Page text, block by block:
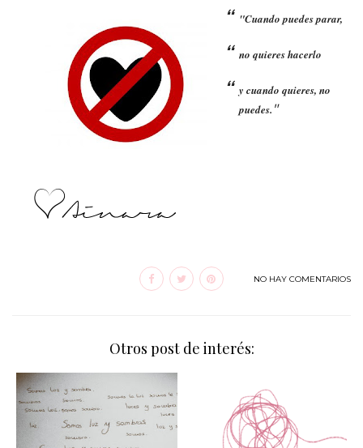
"Cuando puedes parar,
no quieres hacerlo
y cuando quieres, no
puedes. "
NO HAY COMENTARIOS
Otros post de interés: